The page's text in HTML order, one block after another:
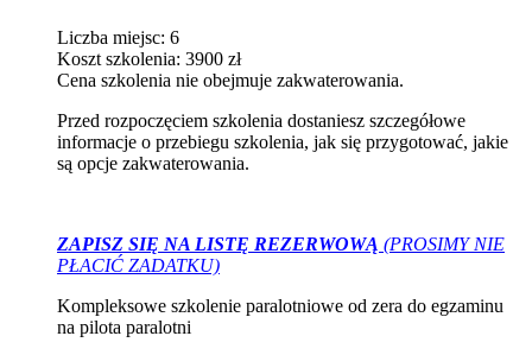
Liczba miejsc: 6
Koszt szkolenia: 3900 zł
Cena szkolenia nie obejmuje zakwaterowania.
Przed rozpoczęciem szkolenia dostaniesz szczegółowe
informacje o przebiegu szkolenia, jak się przygotować, jakie
są opcje zakwaterowania.
ZAPISZ SIĘ NA LISTĘ REZERWOWĄ (PROSIMY NIE
PŁACIĆ ZADATKU)
Kompleksowe szkolenie paralotniowe od zera do egzaminu
na pilota paralotni